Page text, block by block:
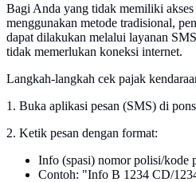
Bagi Anda yang tidak memiliki
menggunakan metode tradisional,
dapat dilakukan melalui layanan
tidak memerlukan koneksi internet.
Langkah-langkah cek pajak
1. Buka aplikasi pesan (SMS) di
2. Ketik pesan dengan format:
Info (spasi) nomor polisi/kode
Contoh: "Info B 1234 CD/